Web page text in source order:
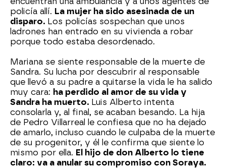
policía allí. La mujer ha sido asesinada de un
disparo. Los policías sospechan que unos
ladrones han entrado en su vivienda a robar
porque todo estaba desordenado.
Mariana se siente responsable de la muerte de
Sandra. Su lucha por descubrir al responsable
que llevó a su padre a quitarse la vida le ha salido
muy cara: ha perdido al amor de su vida y
Sandra ha muerto. Luis Alberto intenta
consolarla y, al final, se acaban besando. La hija
de Pedro Villarreal le confiesa que no ha dejado
de amarlo, incluso cuando le culpaba de la muerte
de su progenitor, y él le confirma que siente lo
mismo por ella. El hijo de don Alberto lo tiene
claro: va a anular su compromiso con Soraya.